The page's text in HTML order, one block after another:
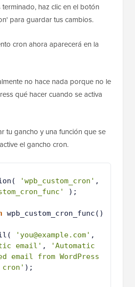
haz clic en el botón
para guardar tus cambios.
cron ahora aparecerá en la
no hace nada porque no le
qué hacer cuando se activa
tu gancho y una función que se
el gancho cron.
'wpb_custom_cron'
);
wpb_custom_cron_func()
'you@example.com'
email' ,
'Automatic
email from WordPress
);